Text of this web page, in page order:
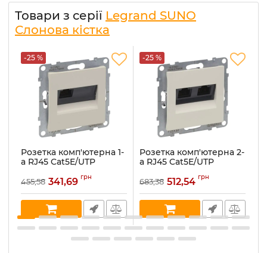
Товари з серії Legrand SUNO
Слонова кістка
-25 %
Розетка комп'ютерна 1-
а RJ45 Cat5E/UTP
слонова кістка
Артикул:721250
В наявності:
455,58 341,69 грн
-25 %
Розетка комп'ютерна 2-
а RJ45 Cat5E/UTP
слонова кістка
Артикул:721251
В наявності:
683,38 512,54 грн